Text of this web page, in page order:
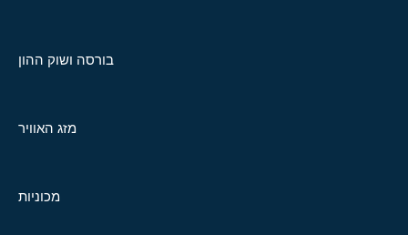
בורסה ושוק ההון
מזג האוויר
מכוניות